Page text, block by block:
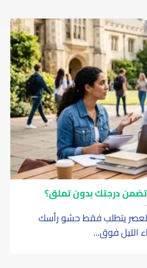
درجتك بدون تملق؟
يتطلب فقط حشو رأسك
الليل فوق...